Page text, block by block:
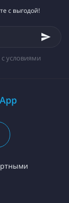
с выгодой!
условиями